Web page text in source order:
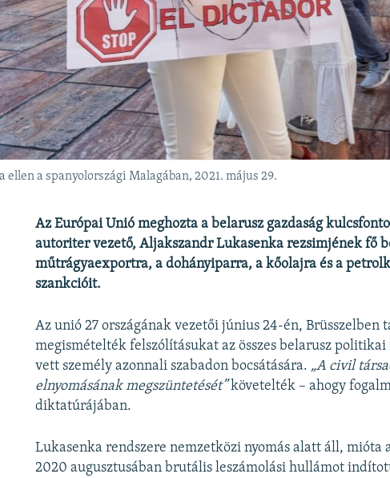
ellen a spanyolországi Malagában, 2021. május 29.
Az Európai Unió meghozta a belarusz gazdaság
autoriter vezető, Aljakszandr Lukasenka rezsimjének fő
műtrágyaexportra, a dohányiparra, a kőolajra és a
szankcióit.
Az unió 27 országának vezetői június 24-én, Brüsszelben
megismételték felszólításukat az összes belarusz
vett személy azonnali szabadon bocsátására. „A civil
elnyomásának megszüntetését”követelték – ahogy
diktatúrájában.
Lukasenka rendszere nemzetközi nyomás alatt áll, mióta
2020 augusztusában brutális leszámolási hullámot